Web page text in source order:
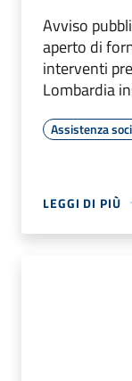
Avviso
aperto di
interventi
Lombardia
Assistenza
LEGGI DI PIÙ